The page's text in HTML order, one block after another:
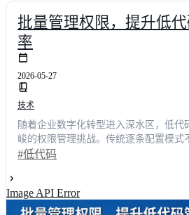
批量管理权限，提升低
率
2026-05-27
技术
随着企业数字化转型进入深水区，低代
峻的权限管理挑战。传统逐条配置模式
访问与数据泄露风险。本文从技术决策
批周期缩短至1.5天。文章系统梳理角
流平台横向测评，为企业构建安全、高
#低代码
Image API Error